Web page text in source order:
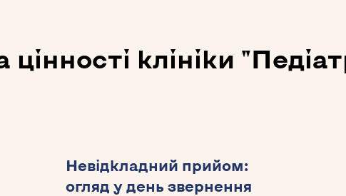
клініки
Невідкладний прийом:
огляд у день звернення